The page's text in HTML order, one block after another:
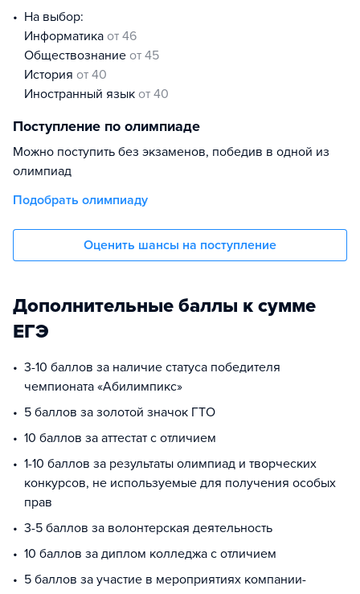
На выбор:
информатика от 46
обществознание от 45
история от 40
иностранный язык от 40
Поступление по олимпиаде
Можно поступить без экзаменов, победив в одной из
олимпиад
Подобрать олимпиаду
Оценить шансы на поступление
Дополнительные баллы к сумме
ЕГЭ
3-10 баллов за наличие статуса победителя
чемпионата «Абилимпикс»
5 баллов за золотой значок ГТО
10 баллов за аттестат с отличием
1-10 баллов за результаты олимпиад и творческих
конкурсов, не используемые для получения особых
прав
3-5 баллов за волонтерская деятельность
10 баллов за диплом колледжа с отличием
5 баллов за участие в мероприятиях компании-